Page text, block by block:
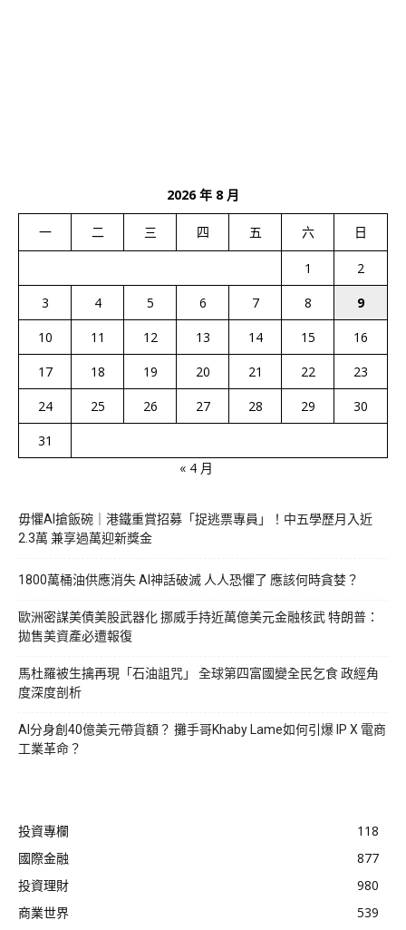
2026 年 8 月
一 二 三 四 五 六 日
1
2
3
4 5 6 7 8
9
10
11 12 13 14 15
16
17
18 19 20 21 22
23
24
25 26 27 28 29
30
31
« 4 月
毋懼AI搶飯碗｜港鐵重賞招募「捉逃票專員」！中五學歷月入近
2.3萬 兼享過萬迎新獎金
1800萬桶油供應消失 AI神話破滅 人人恐懼了 應該何時貪婪？
歐洲密謀美債美股武器化 挪威手持近萬億美元金融核武 特朗普：
拋售美資產必遭報復
馬杜羅被生擒再現「石油詛咒」 全球第四富國變全民乞食 政經角
度深度剖析
AI分身創40億美元帶貨額？ 攤手哥Khaby Lame如何引爆 IP X 電商
工業革命？
投資專欄
118
國際金融
877
投資理財
980
商業世界
539